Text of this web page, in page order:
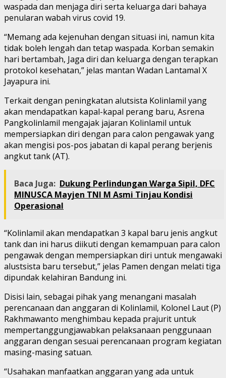
waspada dan menjaga diri serta keluarga dari bahaya
penularan wabah virus covid 19.
“Memang ada kejenuhan dengan situasi ini, namun kita
tidak boleh lengah dan tetap waspada. Korban semakin
hari bertambah, Jaga diri dan keluarga dengan terapkan
protokol kesehatan,” jelas mantan Wadan Lantamal X
Jayapura ini.
Terkait dengan peningkatan alutsista Kolinlamil yang
akan mendapatkan kapal-kapal perang baru, Asrena
Pangkolinlamil mengajak jajaran Kolinlamil untuk
mempersiapkan diri dengan para calon pengawak yang
akan mengisi pos-pos jabatan di kapal perang berjenis
angkut tank (AT).
Baca Juga: Dukung Perlindungan Warga Sipil, DFC
MINUSCA Mayjen TNI M Asmi Tinjau Kondisi
Operasional
“Kolinlamil akan mendapatkan 3 kapal baru jenis angkut
tank dan ini harus diikuti dengan kemampuan para calon
pengawak dengan mempersiapkan diri untuk mengawaki
alustsista baru tersebut,” jelas Pamen dengan melati tiga
dipundak kelahiran Bandung ini.
Disisi lain, sebagai pihak yang menangani masalah
perencanaan dan anggaran di Kolinlamil, Kolonel Laut (P)
Rakhmawanto menghimbau kepada prajurit untuk
mempertanggungjawabkan pelaksanaan penggunaan
anggaran dengan sesuai perencanaan program kegiatan
masing-masing satuan.
“Usahakan manfaatkan anggaran yang ada untuk